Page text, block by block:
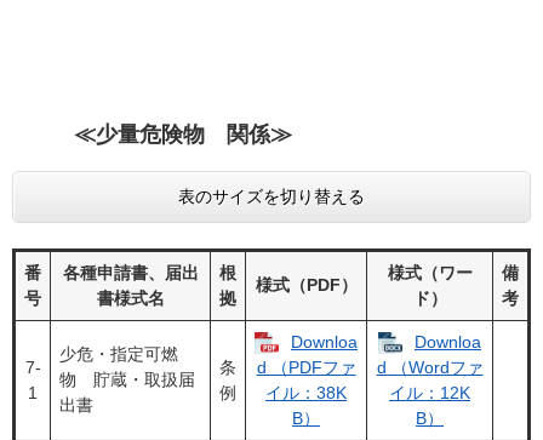
≪少量危険物 関係≫
表のサイズを切り替える
番
号
各種申請書、届出
書様式名
根
拠
様式（PDF）
様式（ワー
ド）
備
考
7‐
1
少危・指定可燃
物 貯蔵・取扱届
出書
条
例
Downloa
d （PDFファ
イル：38K
B）
Downloa
d （Wordファ
イル：12K
B）